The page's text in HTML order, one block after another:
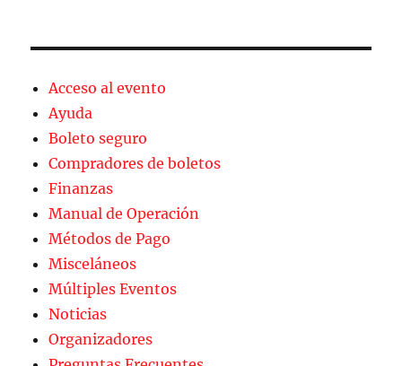
Acceso al evento
Ayuda
Boleto seguro
Compradores de boletos
Finanzas
Manual de Operación
Métodos de Pago
Misceláneos
Múltiples Eventos
Noticias
Organizadores